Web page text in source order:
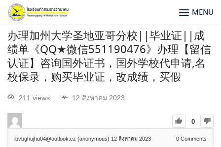
MENU
办理加州大学圣地亚哥分校||毕业证||成
绩单《QQ★微信551190476》办理【留信
认证】咨询国外证书，国外学校代申请,名
校保录，购买毕业证，改成绩，买假
211 views 12 สิงหาคม 2023
0
ibvbghujhu04@outlook.cz (anonymous) 12 สิงหาคม 2023 0 Comments